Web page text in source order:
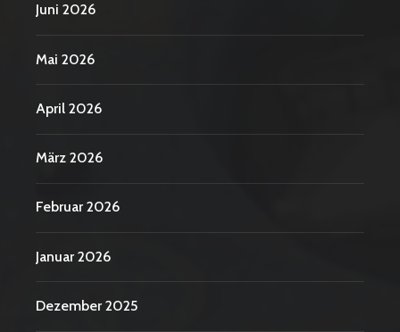
Juni 2026
Mai 2026
April 2026
März 2026
Februar 2026
Januar 2026
Dezember 2025